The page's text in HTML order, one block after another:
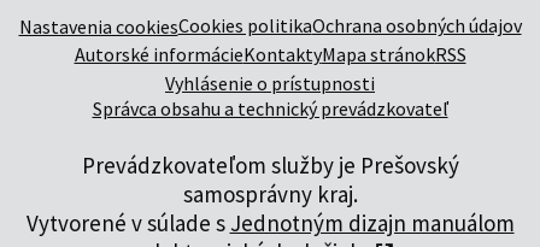
Nastavenia cookiesCookies politikaOchrana osobných údajov
Autorské informácieKontaktyMapa stránokRSS
Vyhlásenie o prístupnosti
Správca obsahu a technický prevádzkovateľ
Prevádzkovateľom služby je Prešovský
samosprávny kraj.
Vytvorené v súlade s Jednotným dizajn manuálom